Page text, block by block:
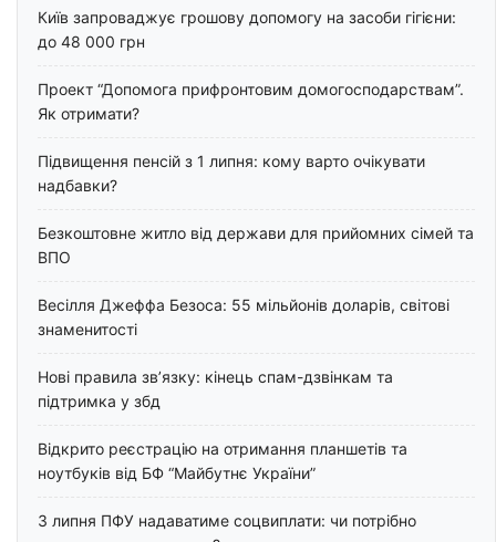
Київ запроваджує грошову допомогу на засоби гігієни:
до 48 000 грн
Проект “Допомога прифронтовим домогосподарствам”.
Як отримати?
Підвищення пенсій з 1 липня: кому варто очікувати
надбавки?
Безкоштовне житло від держави для прийомних сімей та
ВПО
Весілля Джеффа Безоса: 55 мільйонів доларів, світові
знаменитості
Нові правила зв’язку: кінець спам-дзвінкам та
підтримка у збд
Відкрито реєстрацію на отримання планшетів та
ноутбуків від БФ “Майбутнє України”
З липня ПФУ надаватиме соцвиплати: чи потрібно